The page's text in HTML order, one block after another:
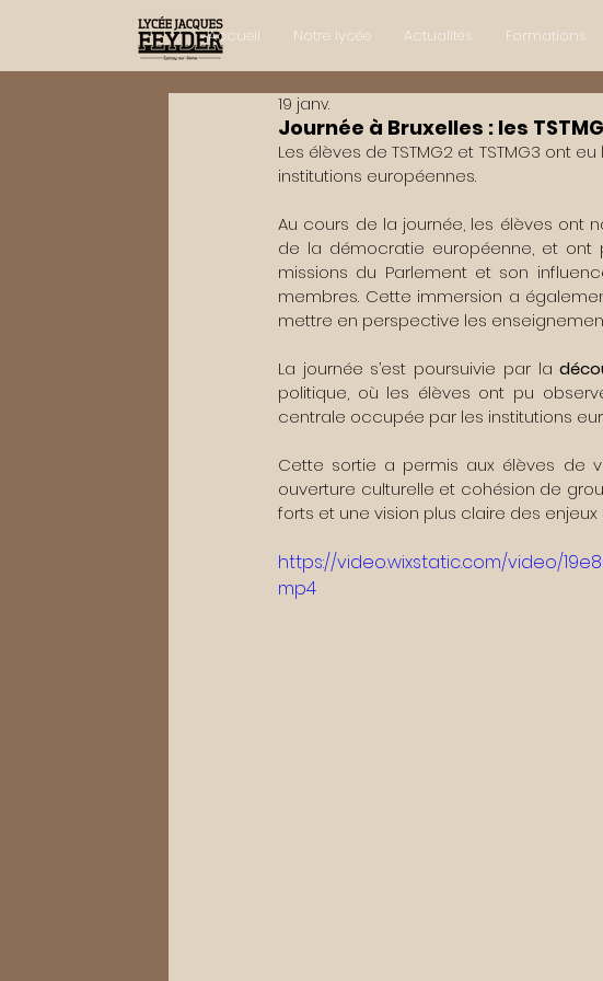
Accueil Notre lycée Actualités Formations
Journée à Bruxelles : les
19 janv.
Les élèves de TSTMG2 et TSTMG3 ont
institutions européennes.
Au cours de la journée, les élèves ont
de la démocratie européenne, et ont
missions du Parlement et son
membres. Cette immersion a
mettre en perspective les
La journée s’est poursuivie par la
politique, où les élèves ont pu
centrale occupée par les institutions
Cette sortie a permis aux élèves de
ouverture culturelle et cohésion de
forts et une vision plus claire des enjeux
https://video.wixstatic.com/video/
mp4